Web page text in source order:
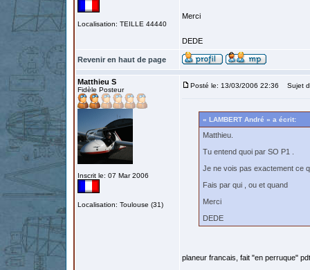
Localisation: TEILLE 44440
Merci
DEDE
Revenir en haut de page
Matthieu S
Fidèle Posteur
Inscrit le: 07 Mar 2006
Localisation: Toulouse (31)
Posté le: 13/03/2006 22:36 Sujet
« LAMBERT André » a écrit:
Matthieu.
Tu entend quoi par SO P1 .
Je ne vois pas exactement ce
Fais par qui , ou et quand
Merci
DEDE
planeur francais, fait "en perruque"